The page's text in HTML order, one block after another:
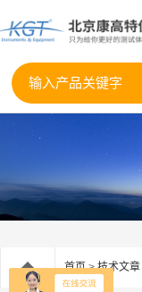
首页>技术文章